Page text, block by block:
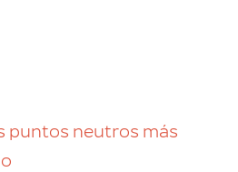
puntos neutros más